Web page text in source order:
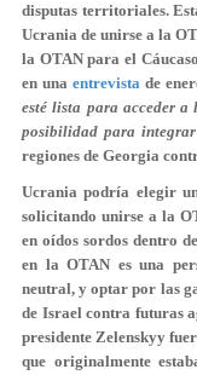
disputas territoriales.
Ucrania de unirse a la
la OTAN para el
en una entrevista de
esté lista para acceder
posibilidad para
regiones de Georgia
Ucrania podría elegir
solicitando unirse a la
en oídos sordos dentro
en la OTAN es una
neutral, y optar por las
de Israel contra futuras
presidente Zelenskyy
que originalmente